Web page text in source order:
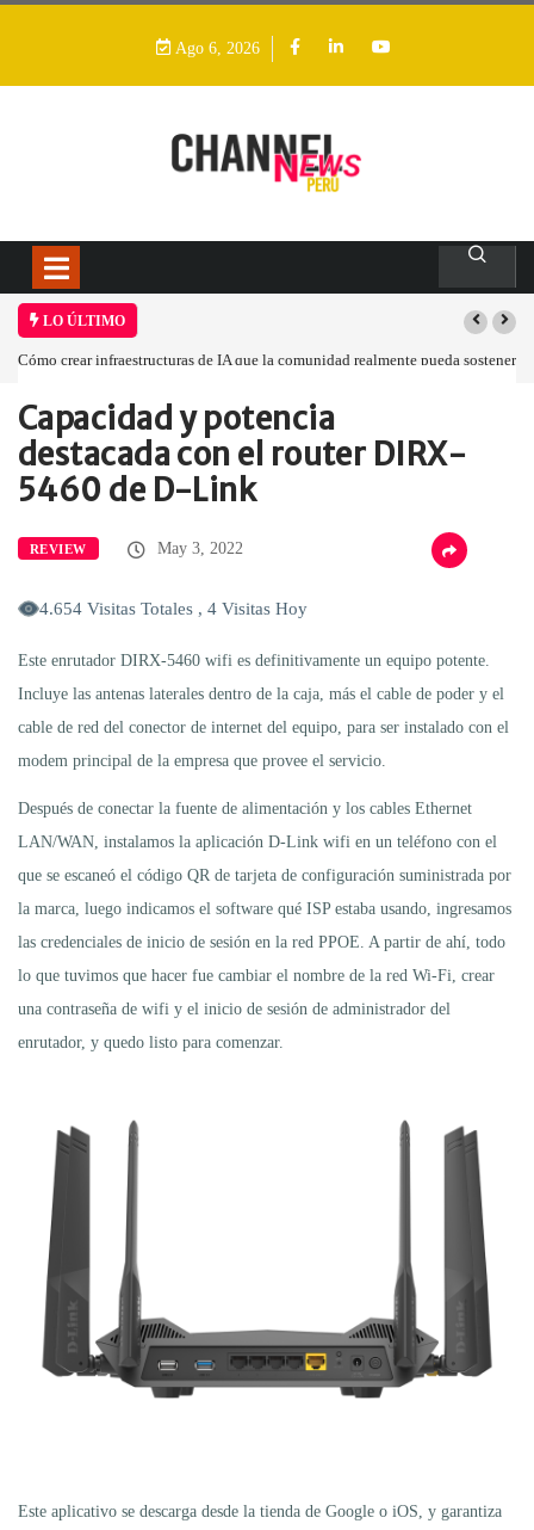
Ago 6, 2026
LO ÚLTIMO
Las tarjetas gráficas RDNA 5 ya están en fase avanzada de desarrollo
Home Review Capacidad y potencia…
Capacidad y potencia
destacada con el router DIRX-
5460 de D-Link
REVIEW May 3, 2022
4.654 Visitas Totales , 4 Visitas Hoy
Este enrutador DIRX-5460 wifi es definitivamente un equipo potente.
Incluye las antenas laterales dentro de la caja, más el cable de poder y el
cable de red del conector de internet del equipo, para ser instalado con el
modem principal de la empresa que provee el servicio.
Después de conectar la fuente de alimentación y los cables Ethernet
LAN/WAN, instalamos la aplicación D-Link wifi en un teléfono con el
que se escaneó el código QR de tarjeta de configuración suministrada por
la marca, luego indicamos el software qué ISP estaba usando, ingresamos
las credenciales de inicio de sesión en la red PPOE. A partir de ahí, todo
lo que tuvimos que hacer fue cambiar el nombre de la red Wi-Fi, crear
una contraseña de wifi y el inicio de sesión de administrador del
enrutador, y quedo listo para comenzar.
Este aplicativo se descarga desde la tienda de Google o iOS, y garantiza